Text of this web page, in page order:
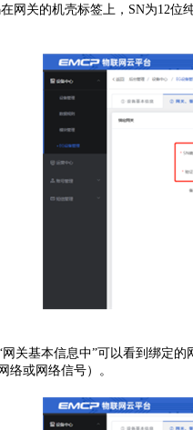
网关的机壳标签上，SN为12
网关基本信息中”可以看到绑定
络或网络信号）。